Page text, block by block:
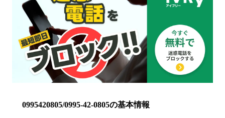
0995420805/0995-42-0805の基本情報